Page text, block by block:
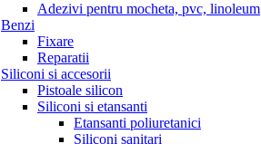
Adezivi pentru mocheta, pvc, linoleum
Benzi
Fixare
Reparatii
Siliconi si accesorii
Pistoale silicon
Siliconi si etansanti
Etansanti poliuretanici
Siliconi sanitari